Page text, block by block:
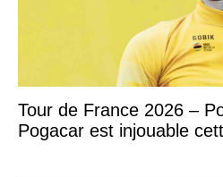
Tour de France 2026 –
Pogacar est injouable